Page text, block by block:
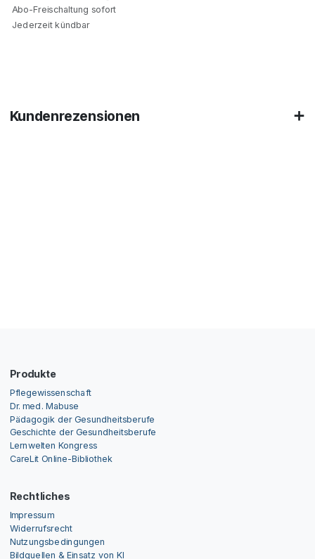
Abo-Freischaltung sofort
Jederzeit kündbar
Kundenrezensionen
Produkte
Pflegewissenschaft
Dr. med. Mabuse
Pädagogik der Gesundheitsberufe
Geschichte der Gesundheitsberufe
Lernwelten Kongress
CareLit Online-Bibliothek
Rechtliches
Impressum
Widerrufsrecht
Nutzungsbedingungen
Bildquellen & Einsatz von KI